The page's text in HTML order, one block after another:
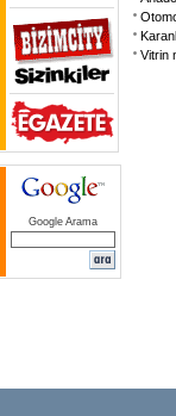
Google Arama
Vitrin